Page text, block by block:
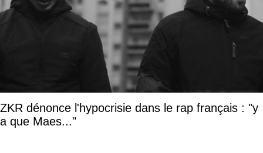
ZKR dénonce l'hypocrisie dans le rap français : "y
a que Maes..."